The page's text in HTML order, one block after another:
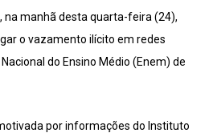
na manhã desta quarta-feira (24),
o vazamento ilícito em redes
do Ensino Médio (Enem) de
por informações do Instituto